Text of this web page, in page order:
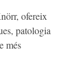
ofereix
patologia
més